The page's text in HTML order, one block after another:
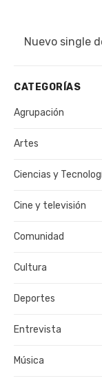
Siguiente
Nuevo single
CATEGORÍAS
Agrupación
Artes
Ciencias y
Cine y televisión
Comunidad
Cultura
Deportes
Entrevista
Música